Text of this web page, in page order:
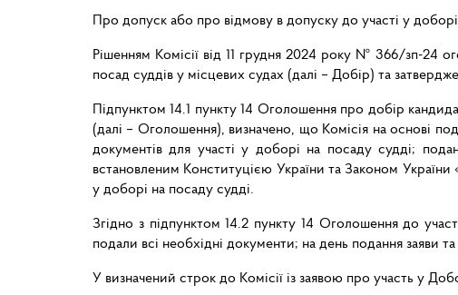
Про допуск або про відмову в допуску до участі у
Рішенням Комісії від 11 грудня 2024 року № 366/зп-24
посад суддів у місцевих судах (далі – Добір) та
Підпунктом 14.1 пункту 14 Оголошення про добір
(далі – Оголошення), визначено, що Комісія на основі
документів для участі у доборі на посаду судді;
встановленим Конституцією України та Законом
у доборі на посаду судді.
Згідно з підпунктом 14.2 пункту 14 Оголошення до
подали всі необхідні документи; на день подання заяви
У визначений строк до Комісії із заявою про участь у